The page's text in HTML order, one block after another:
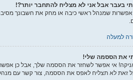
בעבר אבל אני לא מצליח להתחבר יותר?!
אפשרות שמנהל ראשי כיבה או מחק את חשבונך
למעלה
את הססמה שלי!
אי אפשר לשחזר את הססמה שלך, אבל כן
זאת לא תצליח לאפס את הססמה, צור קשר עם